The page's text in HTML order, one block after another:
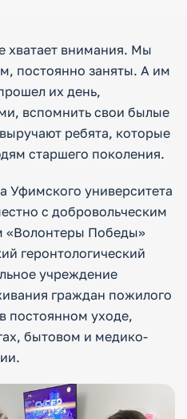
хватает внимания. Мы
постоянно заняты. А им
их день,
вспомнить свои былые
ребята, которые
старшего поколения.
Уфимского университета
с добровольческим
Победы»
геронтологический
учреждение
граждан пожилого
постоянном уходе,
бытовом и медико-